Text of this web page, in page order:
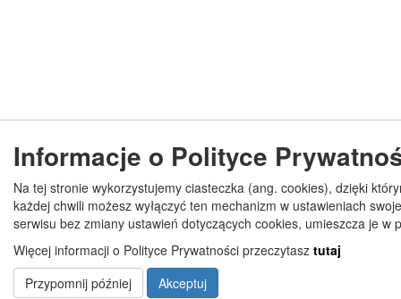
Informacje o Polityce
Na tej stronie wykorzystujemy ciasteczka (ang. cookies), dzięki
każdej chwili możesz wyłączyć ten mechanizm w ustawieniach
serwisu bez zmiany ustawień dotyczących cookies, umieszcza je w
Więcej informacji o Polityce Prywatności przeczytasz tutaj
Przypomnij później
Akceptuj